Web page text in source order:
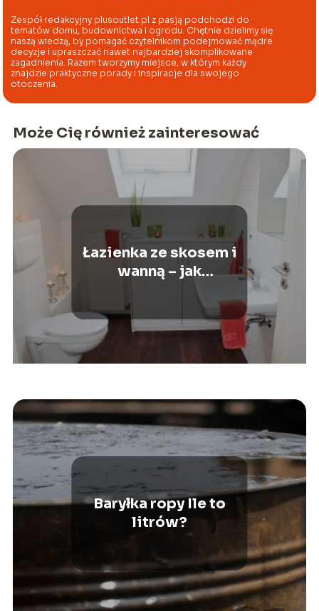
Zespół redakcyjny plusoutlet.pl z pasją podchodzi do
tematów domu, budownictwa i ogrodu. Chętnie dzielimy się
naszą wiedzą, by pomagać czytelnikom podejmować mądre
decyzje i upraszczać nawet najbardziej skomplikowane
zagadnienia. Razem tworzymy miejsce, w którym każdy
znajdzie praktyczne porady i inspiracje dla swojego
otoczenia.
Może Cię również zainteresować
Łazienka ze skosem i
wanną – jak
zaaranżować
pomieszczenie?
Baryłka ropy Ile to
litrów?